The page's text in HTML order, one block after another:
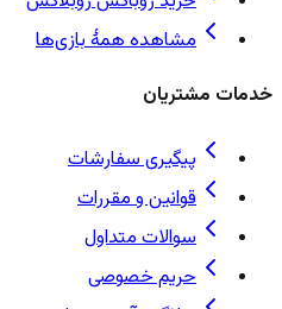
مشاهده همهٔ بازی‌ها
خدمات مشتریان
پیگیری سفارشات
قوانین و مقررات
سوالات متداول
حریم خصوصی